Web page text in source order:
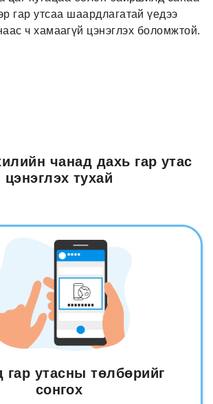
гар утсаа шаардлагатай үедээ
ч хамаагүй цэнэглэх боломжтой.
чанад дахь гар утас
цэнэглэх тухай
гар утасны төлбөрийг
сонгох